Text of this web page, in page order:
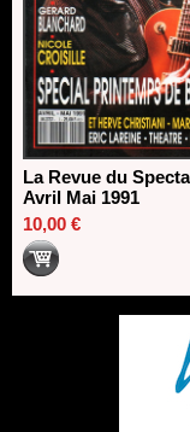
La Revue du
Avril Mai 1991
10,00 €